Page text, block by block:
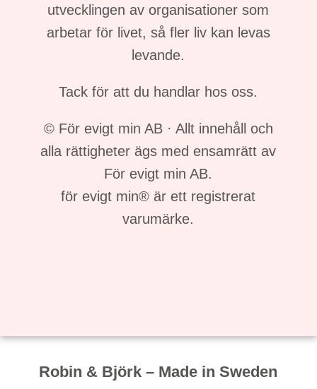
utvecklingen av organisationer som
arbetar för livet, så fler liv kan levas
levande.
Tack för att du handlar hos oss.
© För evigt min AB · Allt innehåll och
alla rättigheter ägs med ensamrätt av
För evigt min AB.
för evigt min® är ett registrerat
varumärke.
Robin & Björk – Made in Sweden